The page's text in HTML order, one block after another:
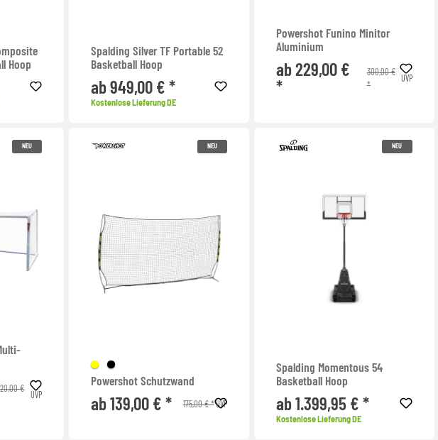
Hoop
Spalding Silver TF Portable 52
Basketball Hoop
ab 949,00 € *
Kostenlose Lieferung DE
Powershot Funino Minitor
Aluminium
ab 229,00 €
*
300,00 €
*
UVP
NEU
€
UVP
NEU
Powershot Schutzwand
ab 139,00 € * 175,00 € *UVP
NEU
Spalding Momentous 54
Basketball Hoop
ab 1.399,95 € *
Kostenlose Lieferung DE